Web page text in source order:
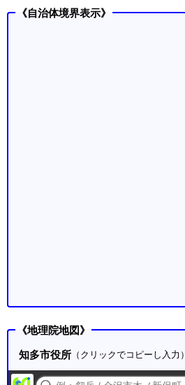
《自治体境界表示》
《地理院地図》
知多市役所 （クリックでコピーし入力）